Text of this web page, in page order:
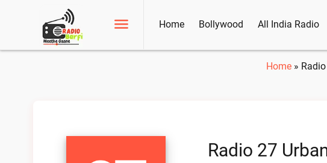
Home Bollywood All India Radio
Home »
Radio 27